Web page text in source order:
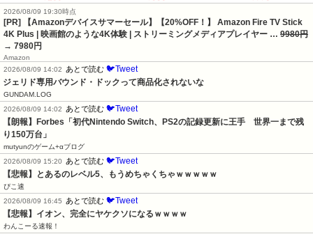
2026/08/09 19:30時点
[PR] 【Amazonデバイスサマーセール】【20%OFF！】 Amazon Fire TV Stick
4K Plus | 映画館のような4K体験 | ストリーミングメディアプレイヤー … 9980円
→ 7980円
Amazon
2026/08/09 14:02
あとで読む 🐦Tweet
ジェリド専用バウンド・ドックって商品化されないな
GUNDAM.LOG
2026/08/09 14:02
あとで読む 🐦Tweet
【朗報】Forbes「初代Nintendo Switch、PS2の記録更新に王手　世界一まで残
り150万台」
mutyunのゲーム+αブログ
2026/08/09 15:20
あとで読む 🐦Tweet
【悲報】とあるのレベル5、もうめちゃくちゃｗｗｗｗｗ
ぴこ速
2026/08/09 16:45
あとで読む 🐦Tweet
【悲報】イオン、完全にヤケクソになるｗｗｗｗ
わんこーる速報！